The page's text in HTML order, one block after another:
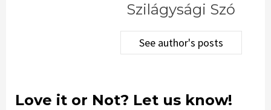
Szilágysági Szó
See author's posts
Love it or Not? Let us know!